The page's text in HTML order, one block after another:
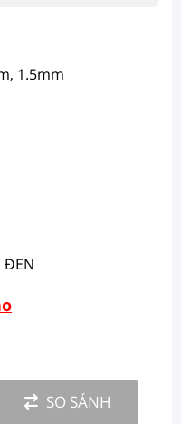
1.5mm
ĐEN
SO SÁNH